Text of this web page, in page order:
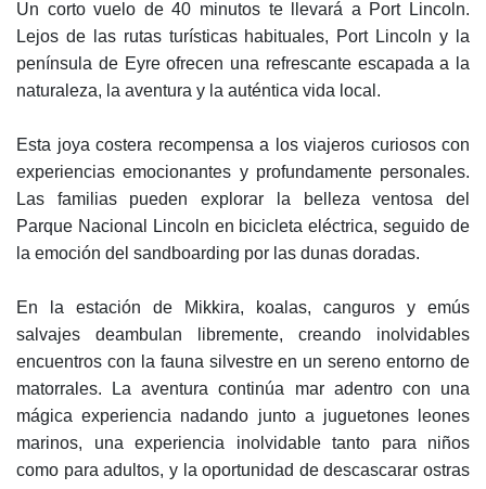
Un corto vuelo de 40 minutos te llevará a Port Lincoln.
Lejos de las rutas turísticas habituales, Port Lincoln y la
península de Eyre ofrecen una refrescante escapada a la
naturaleza, la aventura y la auténtica vida local.
Esta joya costera recompensa a los viajeros curiosos con
experiencias emocionantes y profundamente personales.
Las familias pueden explorar la belleza ventosa del
Parque Nacional Lincoln en bicicleta eléctrica, seguido de
la emoción del sandboarding por las dunas doradas.
En la estación de Mikkira, koalas, canguros y emús
salvajes deambulan libremente, creando inolvidables
encuentros con la fauna silvestre en un sereno entorno de
matorrales. La aventura continúa mar adentro con una
mágica experiencia nadando junto a juguetones leones
marinos, una experiencia inolvidable tanto para niños
como para adultos, y la oportunidad de descascarar ostras